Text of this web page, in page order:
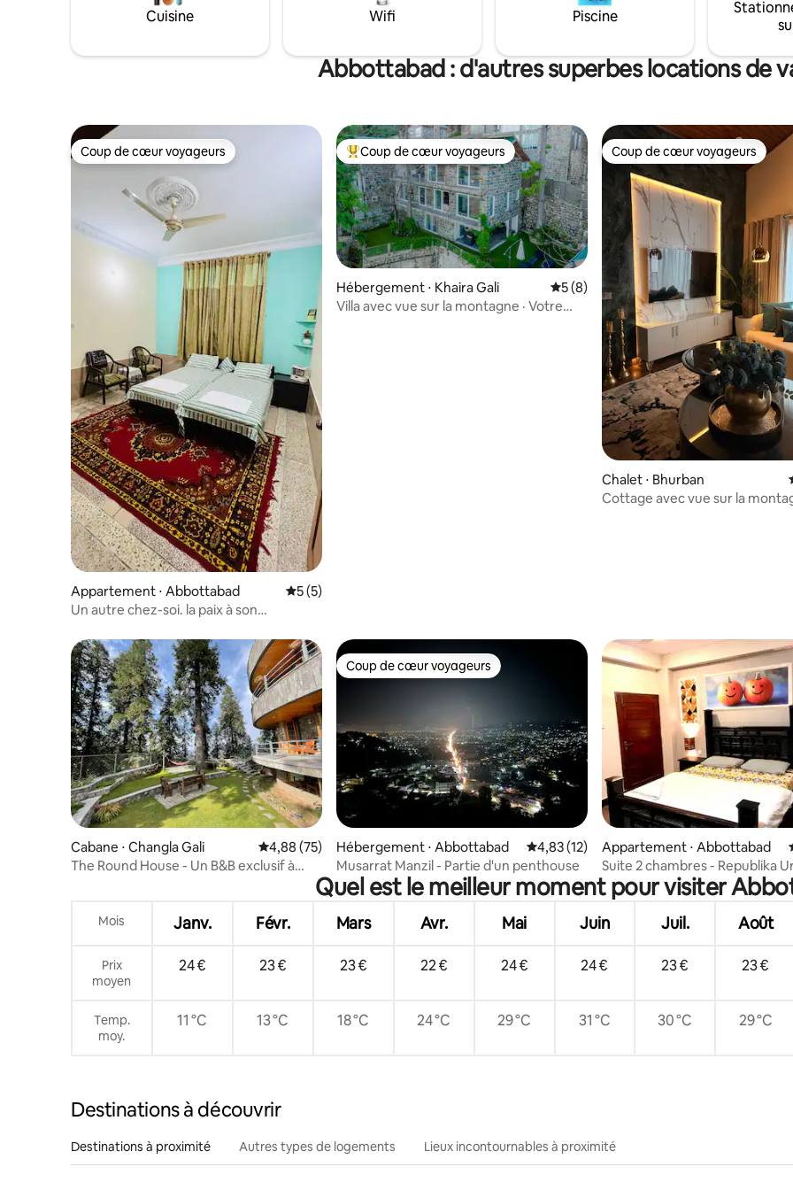
• Wi-Fi gratuit – Restez connecté(e) •
Commande de la climatisation –
cuisine essentiels – Indépendant •
Cuisine Wifi Piscine
Abbottabad : d'autres superbes locations de
Coup de cœur voyageurs
Coup de cœur voyageurs
Appartement ⋅ Abbottabad Évaluation moyenne sur la base de 5 commentaires : 5 sur 5
5 (5)
Un autre chez-soi. la paix à son
Coups de cœur voyageurs les plus appréciés
Coup de cœur voyageurs
Hébergement ⋅ Khaira Gali Évaluation moyenne sur la base de 8
5 (8)
Villa avec vue sur la montagne · Votre
Coup de cœur voyageurs
Coup de cœur voyageurs
Chalet ⋅ Bhurban
Cottage avec vue sur la
Cabane ⋅ Changla Gali Évaluation moyenne sur la base de 75 commentaires : 4,88 sur 5
4,88 (75)
The Round House - Un B&B exclusif à
Coup de cœur voyageurs
Coup de cœur voyageurs
Hébergement ⋅ Abbottabad Évaluation moyenne sur la base de 12
4,83 (12)
Musarrat Manzil - Partie d'un penthouse
Appartement ⋅ Abbottabad
Suite 2 chambres - Republika
Summit Resorts
Quel est le meilleur moment pour visiter
Mois Janv. Févr. Mars Avr. Mai Juin Juil. Août
Prix
moyen
24 € 23 € 23 € 22 € 24 € 24 € 23 € 23 €
Temp.
moy.
11 °C 13 °C 18 °C 24 °C 29 °C 31 °C 30 °C 29 °C
Destinations à découvrir
Destinations à proximité Autres types de logements Lieux incontournables à proximité